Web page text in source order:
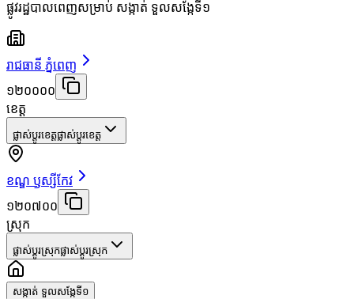
ផ្លូវរដ្ឋបាលពេញសម្រាប់ សង្កាត់ ទួលសង្កែទី១
រាជធានី ភ្នំពេញ
១២០០០០
ខេត្ត
ផ្លាស់ប្តូរខេត្តផ្លាស់ប្តូរខេត្ត
ខណ្ឌ ឫស្សីកែវ
១២០៧០០
ស្រុក
ផ្លាស់ប្តូរស្រុកផ្លាស់ប្តូរស្រុក
សង្កាត់ ទួលសង្កែទី១